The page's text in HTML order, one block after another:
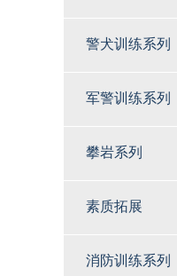
警犬训练系列
军警训练系列
攀岩系列
素质拓展
消防训练系列